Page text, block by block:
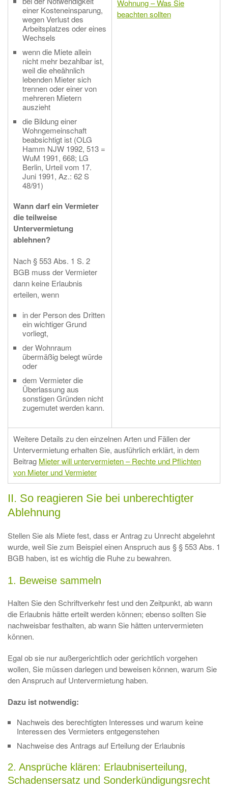
einer Kosteneinsparung,
wegen Verlust des
Arbeitsplatzes oder eines
Wechsels
wenn die Miete allein
nicht mehr bezahlbar ist,
weil die eheähnlich
lebenden Mieter sich
trennen oder einer von
mehreren Mietern
auszieht
die Bildung einer
Wohngemeinschaft
beabsichtigt ist (OLG
Hamm NJW 1992, 513 =
WuM 1991, 668; LG
Berlin, Urteil vom 17.
Juni 1991, Az.: 62 S
48/91)
Wann darf ein Vermieter
die teilweise
Untervermietung
ablehnen?
Nach § 553 Abs. 1 S. 2
BGB muss der Vermieter
dann keine Erlaubnis
erteilen, wenn
in der Person des Dritten
ein wichtiger Grund
vorliegt,
der Wohnraum
übermäßig belegt würde
oder
dem Vermieter die
Überlassung aus
sonstigen Gründen nicht
zugemutet werden kann.
Wohnung – Was Sie
beachten sollten
Weitere Details zu den einzelnen Arten und Fällen der
Untervermietung erhalten Sie, ausführlich erklärt, in dem
Beitrag Mieter will untervermieten – Rechte und Pflichten
von Mieter und Vermieter
II. So reagieren Sie bei unberechtigter
Ablehnung
Stellen Sie als Miete fest, dass er Antrag zu Unrecht abgelehnt
wurde, weil Sie zum Beispiel einen Anspruch aus § § 553 Abs. 1
BGB haben, ist es wichtig die Ruhe zu bewahren.
1. Beweise sammeln
Halten Sie den Schriftverkehr fest und den Zeitpunkt, ab wann
die Erlaubnis hätte erteilt werden können; ebenso sollten Sie
nachweisbar festhalten, ab wann Sie hätten untervermieten
können.
Egal ob sie nur außergerichtlich oder gerichtlich vorgehen
wollen, Sie müssen darlegen und beweisen können, warum Sie
den Anspruch auf Untervermietung haben.
Dazu ist notwendig:
Nachweis des berechtigten Interesses und warum keine
Interessen des Vermieters entgegenstehen
Nachweise des Antrags auf Erteilung der Erlaubnis
2. Ansprüche klären: Erlaubniserteilung,
Schadensersatz und Sonderkündigungsrecht